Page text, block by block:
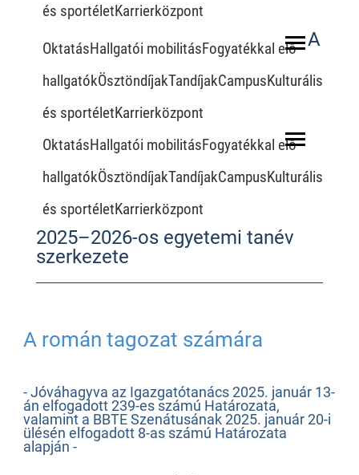
és sportéletKarrierközpont
OktatásHallgatói mobilitásFogyatékkal elő
hallgatókÖsztöndíjakTandíjakCampusKulturális
és sportéletKarrierközpont
OktatásHallgatói mobilitásFogyatékkal elő
hallgatókÖsztöndíjakTandíjakCampusKulturális
és sportéletKarrierközpont
A
2025–2026-os egyetemi tanév
szerkezete
A román tagozat számára
- Jóváhagyva az Igazgatótanács 2025. január 13-
án elfogadott 239-es számú Határozata,
valamint a BBTE Szenátusának 2025. január 20-i
ülésén elfogadott 8-as számú Határozata
alapján -